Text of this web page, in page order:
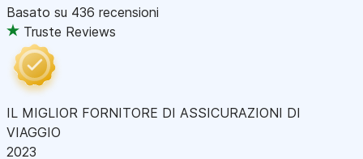
Basato su 436 recensioni
Truste Reviews
IL MIGLIOR FORNITORE DI ASSICURAZIONI DI
VIAGGIO
2023